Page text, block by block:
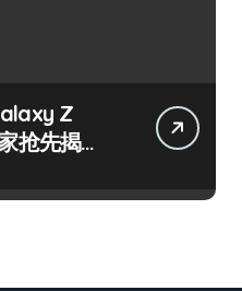
Z
抢先揭